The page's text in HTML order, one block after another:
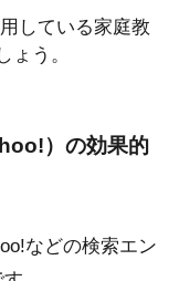
している家庭教
ょう。
）の効果的
などの検索エン